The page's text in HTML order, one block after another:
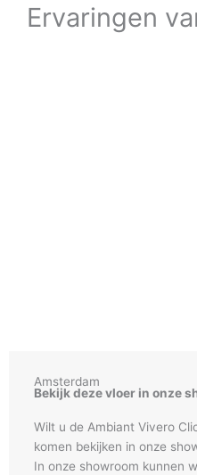
Ervaringen
Amsterdam
Bekijk deze vloer in onze
Wilt u de Ambiant Vivero
komen bekijken in onze
In onze showroom kunnen